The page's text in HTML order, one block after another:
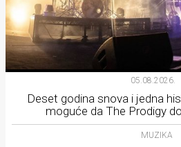
05.08.2026.
Deset godina snova i jedna
moguće da The Prodigy
MUZIKA